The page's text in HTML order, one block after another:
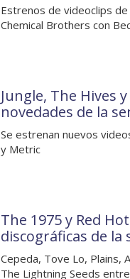
Estrenos de videoclips
Chemical Brothers con
Jungle, The Hives
novedades de la
Se estrenan nuevos
y Metric
The 1975 y Red
discográficas de la
Cepeda, Tove Lo, Plains,
The Lightning Seeds